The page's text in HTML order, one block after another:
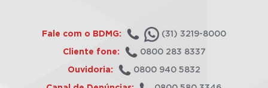
Fale com o BDMG: (31) 3219-8000
Cliente fone: 0800 283 8337
Ouvidoria: 0800 940 5832